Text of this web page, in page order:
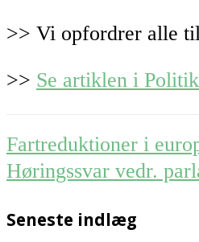
>> Vi opfordrer alle
>> Se artiklen i
Post
navigation
Fartreduktioner i
Høringssvar vedr.
Seneste indlæg